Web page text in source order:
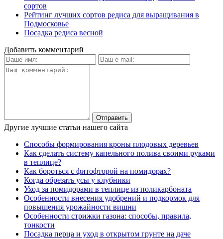
сортов
Рейтинг лучших сортов редиса для выращивания в
Подмосковье
Посадка редиса весной
Добавить комментарий
Другие лучшие статьи нашего сайта
Способы формирования кроны плодовых деревьев
Как сделать систему капельного полива своими руками
в теплице?
Как бороться с фитофторой на помидорах?
Когда обрезать усы у клубники
Уход за помидорами в теплице из поликарбоната
Особенности внесения удобрений и подкормок для
повышения урожайности вишни
Особенности стрижки газона: способы, правила,
тонкости
Посадка перца и уход в открытом грунте на даче